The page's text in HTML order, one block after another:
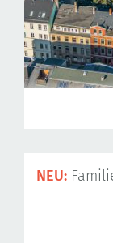
NEU: